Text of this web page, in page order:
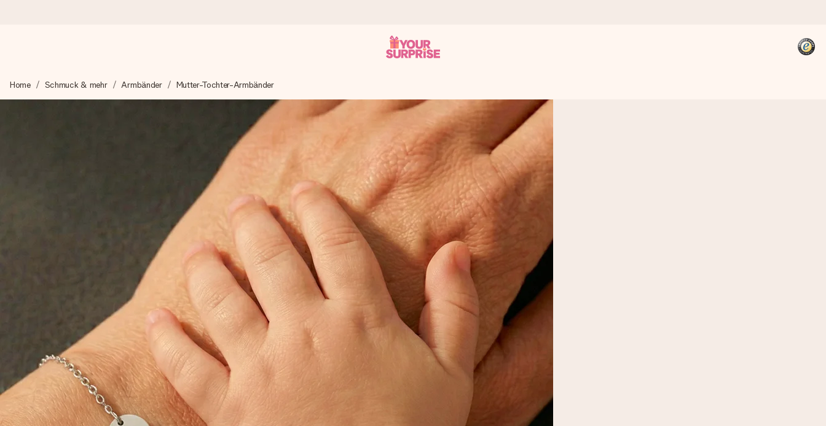
Wir bereiten dein Geschenk sorgfältig vor und schicken es blitzschnell – damit du es genau zum richtigen Zeitpunkt überreichen kannst, wenn es am meisten
zählt.
4,8 (basierend auf +15.000 Bewertungen)
Unsere Geschenke begeistern. Kunden bewerten uns mit 4,8 bei Google Reviews (Gesamtergebnis aller Länder, in die wir versenden).
Montag - Freitag : 8:30 - 17:00 Uhr
Samstag - Sonntag : 8:30 - 13:00 Uhr
Home Schmuck & mehr Armbänder Mutter-Tochter-Armbänder